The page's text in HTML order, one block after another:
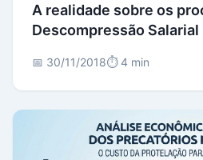
A realidade sobre os
Descompressão Salarial
📅 30/11/2018⏱️ 4 min